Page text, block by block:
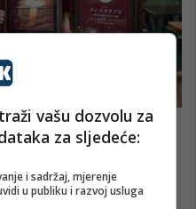
za Dan
i Sedmica rodne
vašu dozvolu za
za sljedeće:
i sadržaj, mjerenje
u publiku i razvoj usluga